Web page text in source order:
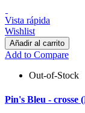
Vista rápida
Wishlist
Añadir al carrito
Add to Compare
Out-of-Stock
Pin's Bleu - crosse